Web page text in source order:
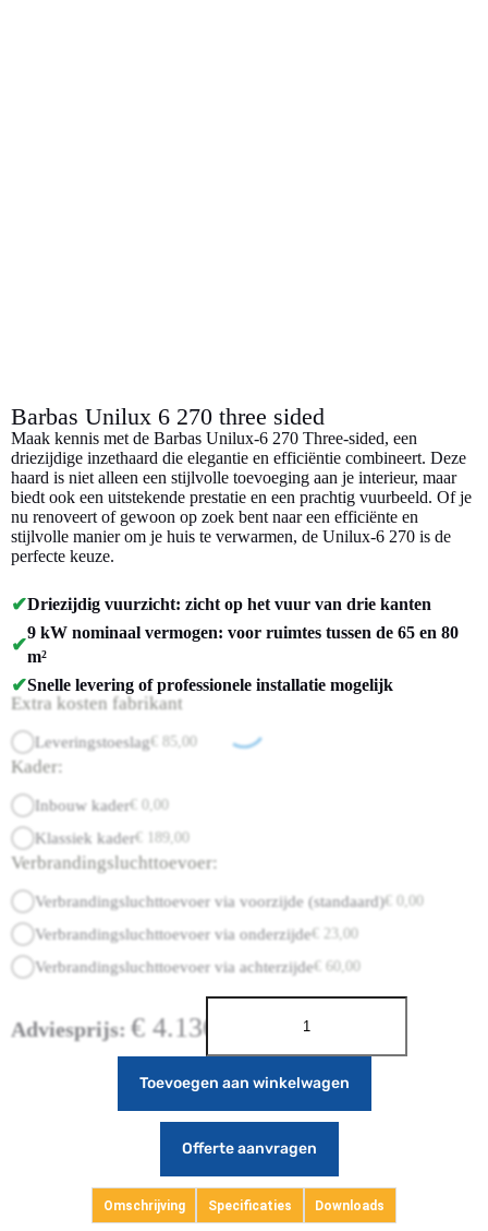
Barbas Unilux 6 270 three sided
Maak kennis met de Barbas Unilux-6 270 Three-sided, een
driezijdige inzethaard die elegantie en efficiëntie combineert. Deze
haard is niet alleen een stijlvolle toevoeging aan je interieur, maar
biedt ook een uitstekende prestatie en een prachtig vuurbeeld. Of je
nu renoveert of gewoon op zoek bent naar een efficiënte en
stijlvolle manier om je huis te verwarmen, de Unilux-6 270 is de
perfecte keuze.
✔Driezijdig vuurzicht: zicht op het vuur van drie kanten
✔
9 kW nominaal vermogen: voor ruimtes tussen de 65 en 80
m²
✔Snelle levering of professionele installatie mogelijk
Extra kosten fabrikant
Leveringstoeslag€ 85,00
Kader:
Inbouw kader€ 0,00
Klassiek kader€ 189,00
Verbrandingsluchttoevoer:
Verbrandingsluchttoevoer via voorzijde (standaard)€ 0,00
Verbrandingsluchttoevoer via onderzijde€ 23,00
Verbrandingsluchttoevoer via achterzijde€ 60,00
Adviesprijs: € 4.136,00
Toevoegen aan winkelwagen
Offerte aanvragen
Omschrijving Specificaties Downloads